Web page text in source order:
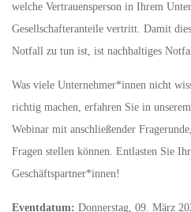
welche Vertrauensperson in Ihrem
Gesellschafteranteile vertritt. Damit
Notfall zu tun ist, ist nachhaltiges
Was viele Unternehmer*innen nicht
richtig machen, erfahren Sie in
Webinar mit anschließender
Fragen stellen können. Entlasten Sie
Geschäftspartner*innen!
Eventdatum: Donnerstag, 09. März